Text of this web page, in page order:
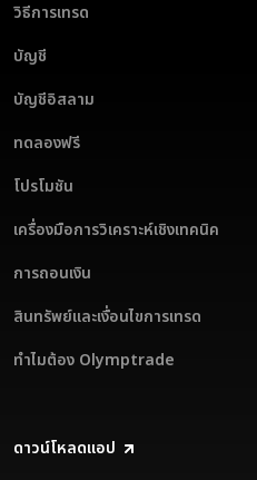
วิธีการเทรด
บัญชี
บัญชีอิสลาม
ทดลองฟรี
โปรโมชัน
เครื่องมือการวิเคราะห์เชิงเทคนิค
การถอนเงิน
สินทรัพย์และเงื่อนไขการเทรด
ทำไมต้อง Olymptrade
ดาวน์โหลดแอป